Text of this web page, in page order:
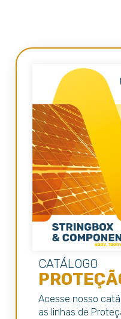
CATÁLOGO
Acesse nosso
as linhas de